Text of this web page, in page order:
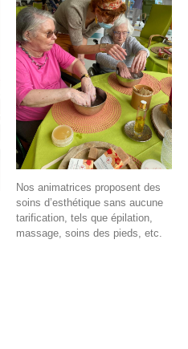
Nos animatrices proposent des
soins d’esthétique sans aucune
tarification, tels que épilation,
massage, soins des pieds, etc.